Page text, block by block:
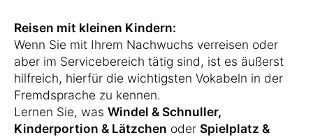
Reisen mit kleinen Kindern:
Wenn Sie mit Ihrem Nachwuchs verreisen oder
aber im Servicebereich tätig sind, ist es äußerst
hilfreich, hierfür die wichtigsten Vokabeln in der
Fremdsprache zu kennen.
Lernen Sie, was Windel & Schnuller,
Kinderportion & Lätzchen oder Spielplatz &